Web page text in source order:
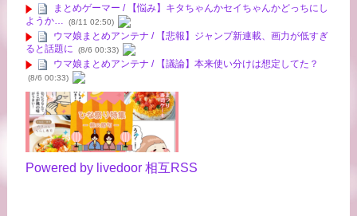
まとめゲーマー / 【悩み】キタちゃんかセイちゃんかどっちにし
ようか…
(8/11 02:50)
ウマ娘まとめアンテナ / 【悲報】ジャンプ新連載、画力が低すぎ
ると話題に
(8/6 00:33)
ウマ娘まとめアンテナ / 【議論】本来使い分けは想定してた？
(8/6 00:33)
Powered by livedoor 相互RSS